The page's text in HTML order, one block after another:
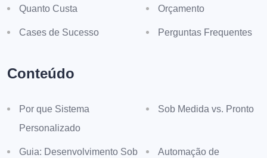
Quanto Custa Orçamento
Cases de Sucesso Perguntas Frequentes
Conteúdo
Por que Sistema
Personalizado
Sob Medida vs. Pronto
Guia: Desenvolvimento Sob
Automação de